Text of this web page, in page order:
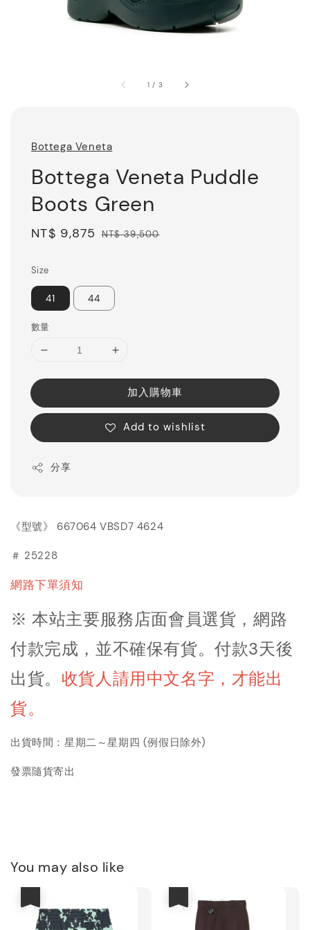
1 / 3
Bottega Veneta
Bottega Veneta Puddle
Boots Green
Sale
NT$ 9,875 Regular
NT$ 39,500
Size
41 44
數量
加入購物車
Add to wishlist
分享
《型號》 667064 VBSD7 4624
＃ 25228
網路下單須知
※ 本站主要服務店面會員選貨，網路
付款完成，並不確保有貨。付款3天後
出貨。 收貨人請用中文名字，才能出
貨。
出貨時間：星期二～星期四 (例假日除外)
發票隨貨寄出
You may also like